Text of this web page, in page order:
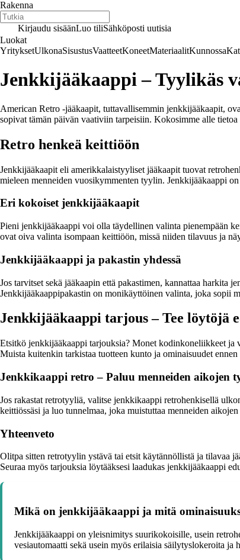
Rakenna
Kirjaudu sisäänLuo tiliSähköposti uutisia
Luokat
YrityksetUlkonaSisustusVaatteetKoneetMateriaalitKunnossa
Jenkkijääkaappi – Tyylikäs
American Retro -jääkaapit, tuttavallisemmin jenkkijääkaapit,
sopivat tämän päivän vaativiin tarpeisiin. Kokosimme alle
Retro henkeä keittiöön
Jenkkijääkaapit eli amerikkalaistyyliset jääkaapit tuovat
mieleen menneiden vuosikymmenten tyylin. Jenkkijääkaappi
Eri kokoiset jenkkijääkaapit
Pieni jenkkijääkaappi voi olla täydellinen valinta pienempään
ovat oiva valinta isompaan keittiöön, missä niiden tilavuus ja
Jenkkijääkaappi ja pakastin yhdessä
Jos tarvitset sekä jääkaapin että pakastimen, kannattaa harkita
Jenkkijääkaappipakastin on monikäyttöinen valinta, joka sopii
Jenkkijääkaappi tarjous – Tee löytöjä
Etsitkö jenkkijääkaappi tarjouksia? Monet kodinkoneliikkeet ja
Muista kuitenkin tarkistaa tuotteen kunto ja ominaisuudet ennen
Jenkkikaappi retro – Paluu menneiden aikojen
Jos rakastat retrotyyliä, valitse jenkkikaappi retrohenkisellä
keittiössäsi ja luo tunnelmaa, joka muistuttaa menneiden aikojen
Yhteenveto
Olitpa sitten retrotyylin ystävä tai etsit käytännöllistä ja tilavaa
Seuraa myös tarjouksia löytääksesi laadukas jenkkijääkaappi
Mikä on jenkkijääkaappi ja mitä
Jenkkijääkaappi on yleisnimitys suurikokoisille, usein
vesiautomaatti sekä usein myös erilaisia säilytyslokeroita ja